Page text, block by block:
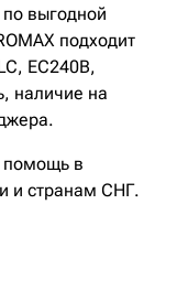
по выгодной
подходит
EC240B,
наличие на
помощь в
и странам СНГ.